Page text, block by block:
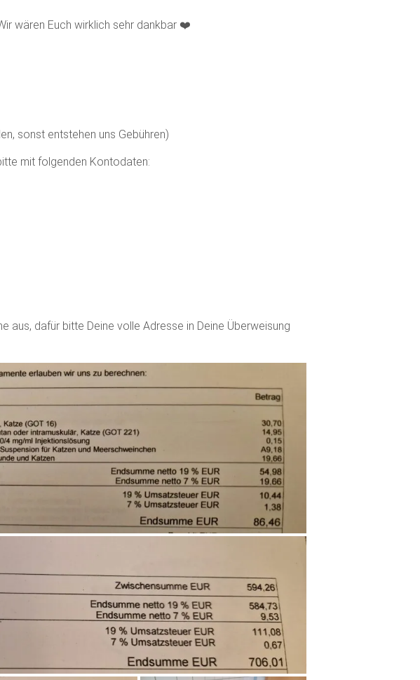
wären Euch wirklich sehr dankbar ❤️
sonst entstehen uns Gebühren)
mit folgenden Kontodaten:
aus, dafür bitte Deine volle Adresse in Deine Überweisung